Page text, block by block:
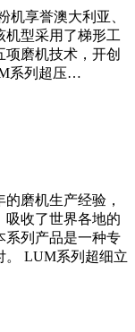
机享誉澳大利亚、
机型采用了梯形工
磨机技术，开创
系列超压…
磨机生产经验，
吸收了世界各地的
系列产品是一种专
。 LUM系列超细立